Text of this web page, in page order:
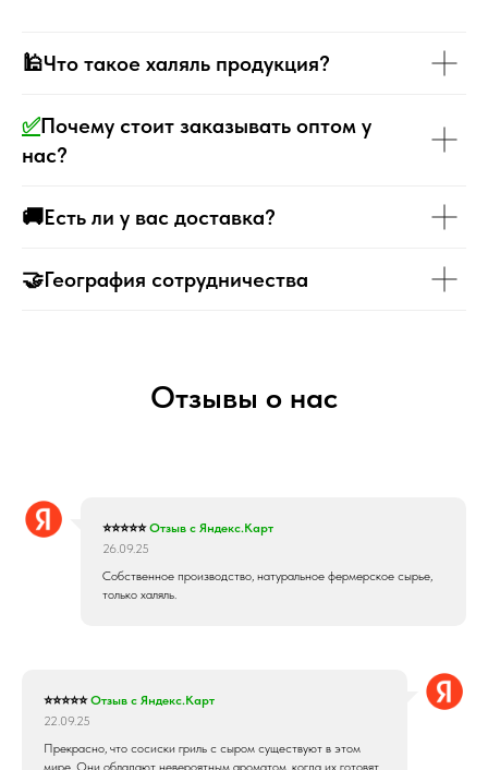
🕌Что такое халяль продукция?
✅Почему стоит заказывать оптом у
нас?
🚚Есть ли у вас доставка?
🤝География сотрудничества
Отзывы о нас
⭐⭐⭐⭐⭐Отзыв с Яндекс.Карт
26.09.25
Собственное производство, натуральное фермерское сырье,
только халяль.
⭐⭐⭐⭐⭐Отзыв с Яндекс.Карт
22.09.25
Прекрасно, что сосиски гриль с сыром существуют в этом
мире. Они обладают невероятным ароматом, когда их готовят